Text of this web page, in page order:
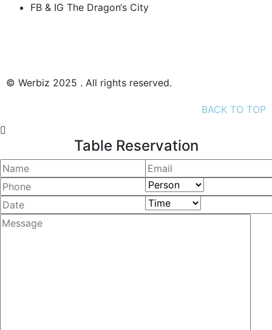
FB & IG The Dragon‘s City
© Werbiz 2025 . All rights reserved.
BACK TO TOP
Table Reservation